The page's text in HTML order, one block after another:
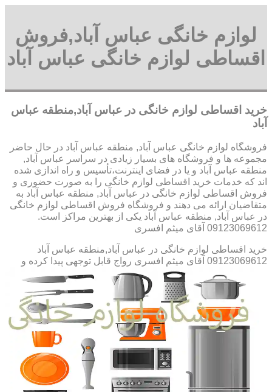
لوازم خانگی عباس آباد,فروش
اقساطی لوازم خانگی عباس آباد
خرید اقساطی لوازم خانگی در عباس آباد,منطقه عباس
آباد
فروشگاه لوازم خانگی عباس آباد, منطقه عباس آباد در حال حاضر
مجموعه ها و فروشگاه های بسیار زیادی در سراسر عباس آباد,
منطقه عباس آباد و یا در فضای اینترنت،تأسیس و راه اندازی شده
اند که خدمات خرید اقساطی لوازم خانگی را به صورت حضوری و
فروش اقساطی لوازم خانگی در عباس آباد, منطقه عباس آباد به
متقاضیان ارائه می دهند و فروشگاه فروش اقساطی لوازم خانگی
در عباس آباد, منطقه عباس آباد یکی از بهترین مراکز است.
09123069612 آقای میثم افسری
خرید اقساطی لوازم خانگی در عباس آباد,منطقه عباس آباد
09123069612 آقای میثم افسری
رواج قابل توجهی پیدا کرده و